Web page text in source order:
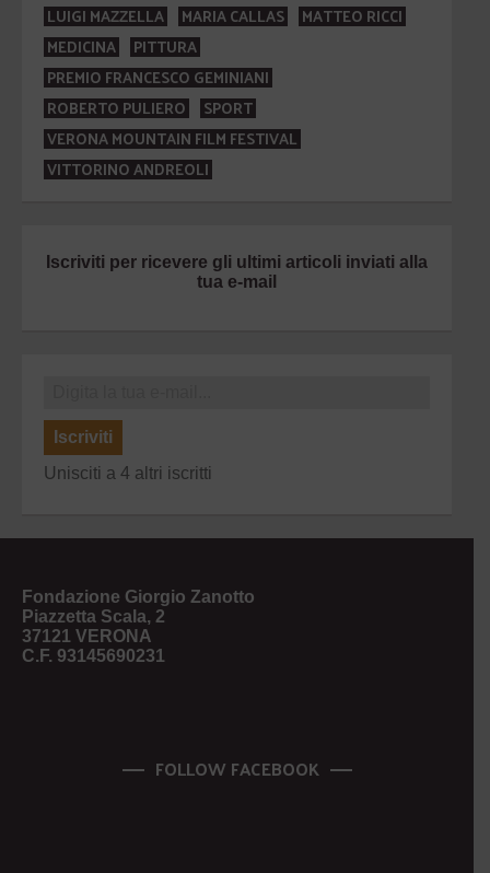
LUIGI MAZZELLA
MARIA CALLAS
MATTEO RICCI
MEDICINA
PITTURA
PREMIO FRANCESCO GEMINIANI
ROBERTO PULIERO
SPORT
VERONA MOUNTAIN FILM FESTIVAL
VITTORINO ANDREOLI
Iscriviti per ricevere gli ultimi articoli inviati alla
tua e-mail
Iscriviti
Unisciti a 4 altri iscritti
Fondazione Giorgio Zanotto
Piazzetta Scala, 2
37121 VERONA
C.F. 93145690231
FOLLOW FACEBOOK